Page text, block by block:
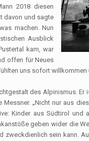
2018 diesen
davon und sagte
machen. Nun
Ausblick
kam, war
offen für Neues
uns sofort
des Alpinismus.
Messner. „Nicht nur aus
Kinder aus Südtirol
geben wider die
zweckdienlich sein kann.